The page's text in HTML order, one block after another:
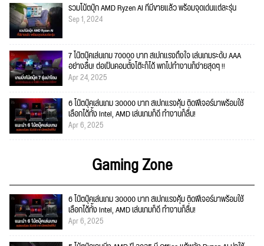
รวมโน้ตบุ๊ก AMD Ryzen AI ที่มีขายแล้ว พร้อมจุดเด่นแต่ละรุ่น
Sep 1, 2024
7 โน๊ตบุ๊คเล่นเกม 70000 บาท สเปกแรงถึงใจ เล่นเกมระดับ AAA
อย่างลื่น! ต่อเป็นคอมตั้งโต๊ะก็ได้ พกไปทำงานก็ง่ายสุดๆ !!
Apr 24, 2025
6 โน๊ตบุ๊คเล่นเกม 30000 บาท สเปกแรงคุ้ม ติดฟีเจอร์มาพร้อมใช้
เลือกได้ทั้ง Intel, AMD เล่นเกมก็ดี ทำงานก็ลื่น!
Apr 6, 2025
Gaming Zone
6 โน๊ตบุ๊คเล่นเกม 30000 บาท สเปกแรงคุ้ม ติดฟีเจอร์มาพร้อมใช้
เลือกได้ทั้ง Intel, AMD เล่นเกมก็ดี ทำงานก็ลื่น!
Apr 6, 2025